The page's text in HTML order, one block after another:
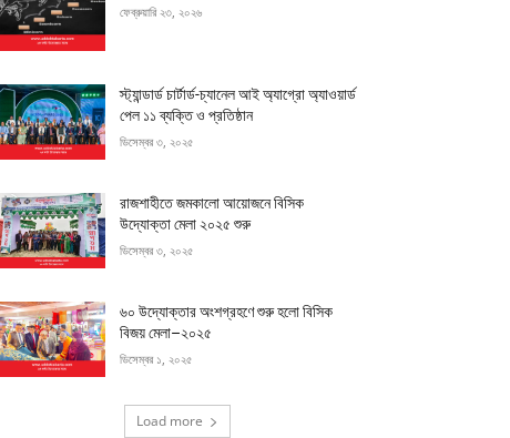
ফেব্রুয়ারি ২৩, ২০২৬
স্ট্যান্ডার্ড চার্টার্ড-চ্যানেল আই অ্যাগ্রো অ্যাওয়ার্ড
পেল ১১ ব্যক্তি ও প্রতিষ্ঠান
ডিসেম্বর ৩, ২০২৫
রাজশাহীতে জমকালো আয়োজনে বিসিক
উদ্যোক্তা মেলা ২০২৫ শুরু
ডিসেম্বর ৩, ২০২৫
৬০ উদ্যোক্তার অংশগ্রহণে শুরু হলো বিসিক
বিজয় মেলা–২০২৫
ডিসেম্বর ১, ২০২৫
Load more